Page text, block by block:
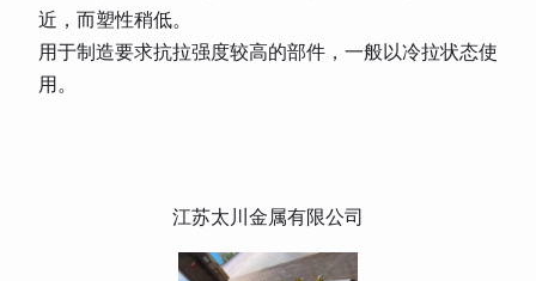
近，而塑性稍低。
用于制造要求抗拉强度较高的部件，一般以冷拉状态使
用。
江苏太川金属有限公司